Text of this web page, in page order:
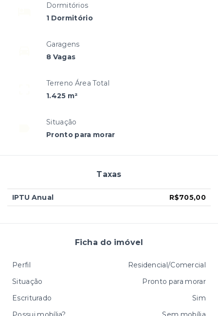
Dormitórios
1 Dormitório
Garagens
8 Vagas
Terreno Área Total
1.425 m²
Situação
Pronto para morar
Taxas
IPTU Anual R$705,00
Ficha do imóvel
Perfil
Residencial/Comercial
Situação
Pronto para morar
Escriturado
Sim